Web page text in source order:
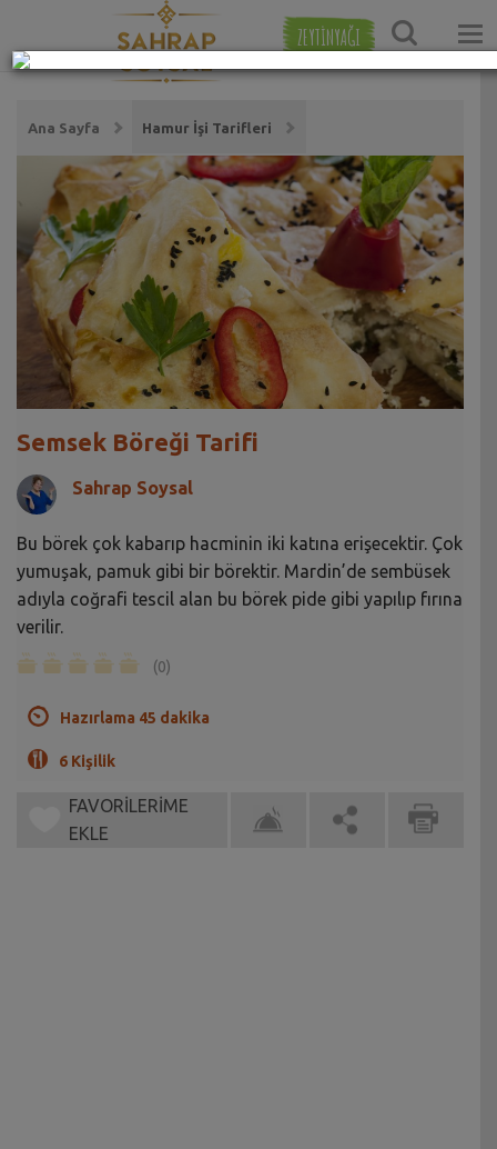
ZEYTİNYAĞI
Ana Sayfa Hamur İşi Tarifleri
Semsek Böreği Tarifi
Sahrap Soysal
Bu börek çok kabarıp hacminin iki katına erişecektir. Çok
yumuşak, pamuk gibi bir börektir. Mardin’de sembüsek
adıyla coğrafi tescil alan bu börek pide gibi yapılıp fırına
verilir.
(0)
Hazırlama 45 dakika
6 Kişilik
FAVORİLERİME
EKLE